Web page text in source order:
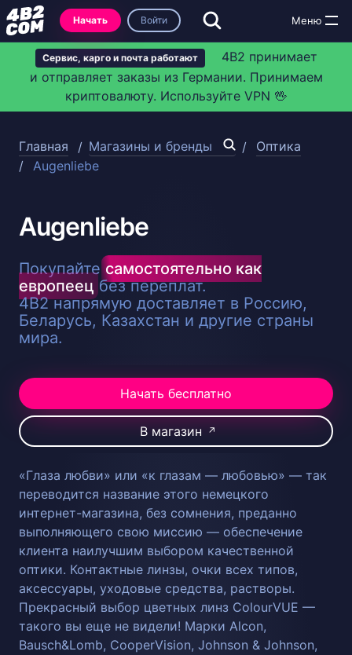
Сервис, карго и почта работают
4B2 принимает
и отправляет заказы из Германии. Принимаем
криптовалюту. Используйте VPN 🖖
Начать Войти
Главная Магазины и бренды
Оптика
Augenliebe
Augenliebe
Покупайтесамостоятельно как
европеец без переплат.
4B2 напрямую доставляет в Россию,
Беларусь, Казахстан и другие страны
мира.
Начать бесплатно
В магазин ↗
«Глаза любви» или «к глазам — любовью» — так
переводится название этого немецкого
интернет-магазина, без сомнения, преданно
выполняющего свою миссию — обеспечение
клиента наилучшим выбором качественной
оптики. Контактные линзы, очки всех типов,
аксессуары, уходовые средства, растворы.
Прекрасный выбор цветных линз ColourVUE —
такого вы еще не видели! Марки Alcon,
Bausch&Lomb, CooperVision, Johnson & Johnson,